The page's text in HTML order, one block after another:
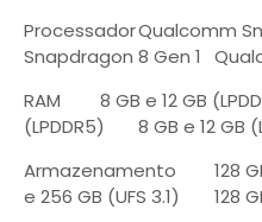
ProcessadorQualcomm
Snapdragon 8 Gen 1
RAM
8 GB e 12 GB
(LPDDR5)
8 GB e 12 GB
Armazenamento
128
e 256 GB (UFS 3.1)
128